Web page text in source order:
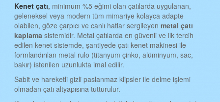
BİNGÖL KENET ÇATI
BİTLİS KENET ÇATI
BOLU KENET ÇATI
BURDUR KENET ÇATI
ÇANAKKALE KENET ÇATI
Kenet çatı, minimum %5 eğimi olan çatılarda uygulanan,
geleneksel veya modern tüm mimariye kolayca adapte
olabilen, göze çarpıcı ve canlı hatlar sergileyenmetal çatı
kaplamasistemidir. Metal çatılarda en güvenli ve ilk tercih
edilen kenet sistemde, şantiyede çatı kenet makinesi ile
formlandırılan metal rulo (titanyum çinko, alüminyum, sac,
bakır) istenilen uzunlukta imal edilir.
Sabit ve hareketli gizli paslanmaz klipsler ile delme işlemi
olmadan çatı altyapısına tutturulur.